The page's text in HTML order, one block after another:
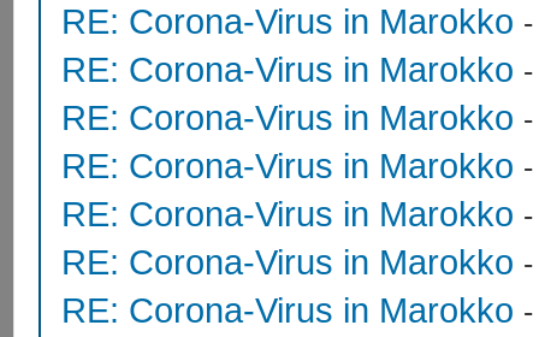
RE: Corona-Virus in Marokko
RE: Corona-Virus in Marokko
RE: Corona-Virus in Marokko
RE: Corona-Virus in Marokko
RE: Corona-Virus in Marokko
RE: Corona-Virus in Marokko
RE: Corona-Virus in Marokko